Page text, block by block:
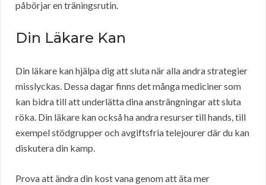
påbörjar en träningsrutin.
Din Läkare Kan
Din läkare kan hjälpa dig att sluta när alla andra strategier
misslyckas. Dessa dagar finns det många mediciner som
kan bidra till att underlätta dina ansträngningar att sluta
röka. Din läkare kan också ha andra resurser till hands, till
exempel stödgrupper och avgiftsfria telejourer där du kan
diskutera din kamp.
Prova att ändra din kost vana genom att äta mer